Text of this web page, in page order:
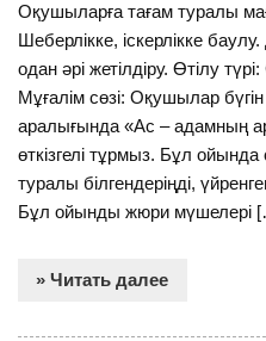
Оқушыларға тағам туралы
Шеберлікке, іскерлікке
одан әрі жетілдіру. Өтілу
Мұғалім сөзі: Оқушылар
аралығында «Ас – адамның
өткізгелі тұрмыз. Бұл ойында
туралы білгендеріңді,
Бұл ойынды жюри мүшелері
» Читать далее